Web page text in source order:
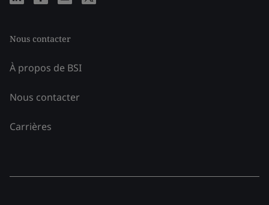
Nous contacter
À propos de BSI
Nous contacter
Carrières